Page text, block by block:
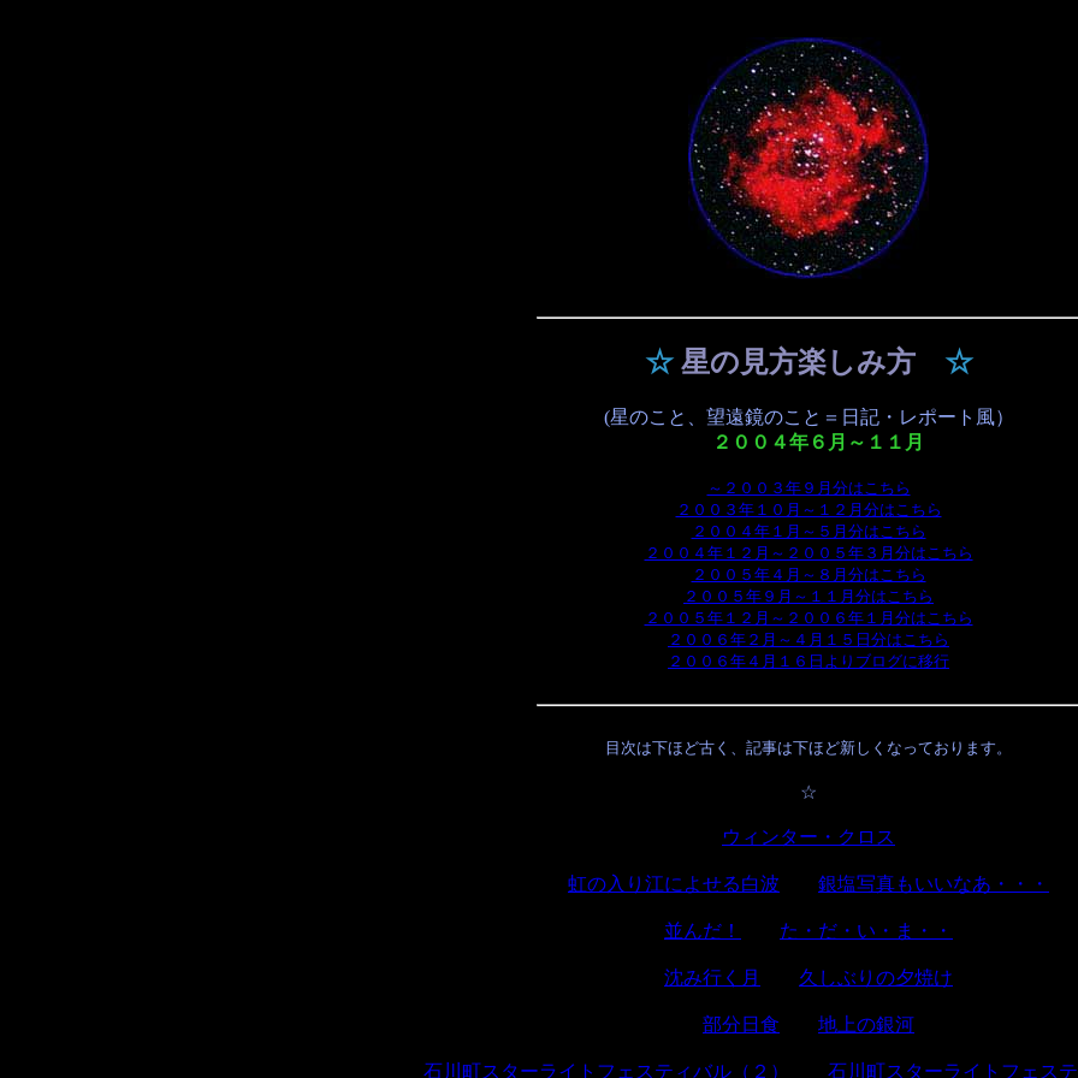
☆ 星の見方楽しみ方 ☆
(星のこと、望遠鏡のこと＝日記・レポート風）
２００４年６月～１１月
～２００３年９月分はこちら
２００３年１０月～１２月分はこちら
２００４年１月～５月分はこちら
２００４年１２月～２００５年３月分はこちら
２００５年４月～８月分はこちら
２００５年９月～１１月分はこちら
２００５年１２月～２００６年１月分はこちら
２００６年２月～４月１５日分はこちら
２００６年４月１６日よりブログに移行
目次は下ほど古く、記事は下ほど新しくなっております。
☆
ウィンター・クロス
虹の入り江によせる白波 銀塩写真もいいなあ・・・
並んだ！ た・だ・い・ま・・
沈み行く月 久しぶりの夕焼け
部分日食 地上の銀河
石川町スターライトフェスティバル（２） 石川町スターライトフェステ